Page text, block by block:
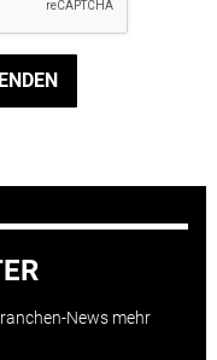
News mehr